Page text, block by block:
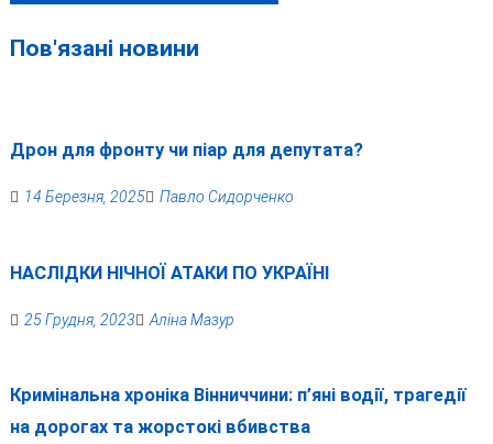
Пов'язані новини
Дрон для фронту чи піар для депутата?
14 Березня, 2025 Павло Сидорченко
НАСЛІДКИ НІЧНОЇ АТАКИ ПО УКРАЇНІ
25 Грудня, 2023 Аліна Мазур
Кримінальна хроніка Вінниччини: п’яні водії, трагедії
на дорогах та жорстокі вбивства